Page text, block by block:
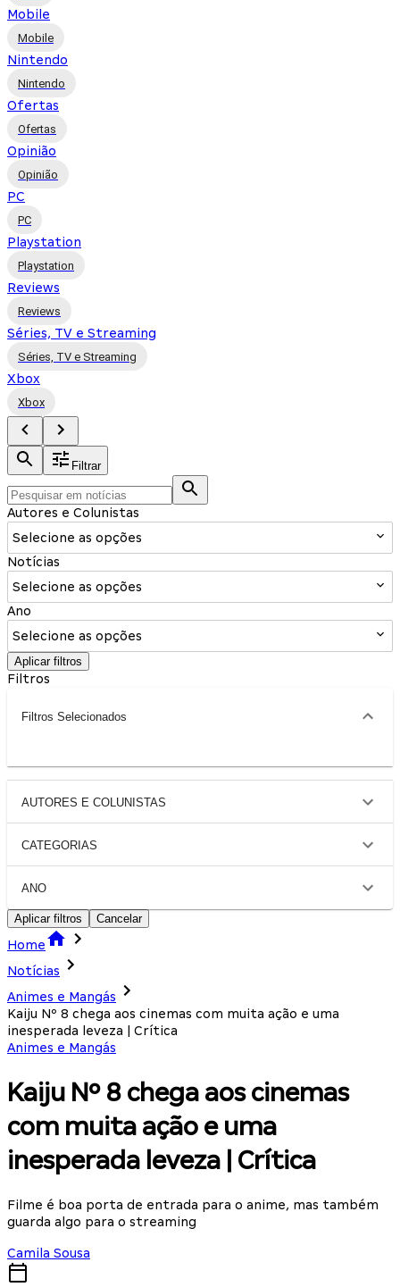
Mobile
Mobile
Nintendo
Nintendo
Ofertas
Ofertas
Opinião
Opinião
PC
PC
Playstation
Playstation
Reviews
Reviews
Séries, TV e Streaming
Séries, TV e Streaming
Xbox
Xbox
Filtrar
Autores e Colunistas
Selecione as opções
Notícias
Selecione as opções
Ano
Selecione as opções
Aplicar filtros
Filtros
Filtros Selecionados
AUTORES E COLUNISTAS
CATEGORIAS
ANO
Aplicar filtros Cancelar
Home
Notícias
Animes e Mangás
Kaiju Nº 8 chega aos cinemas com muita ação e uma
inesperada leveza | Crítica
Animes e Mangás
Kaiju Nº 8 chega aos cinemas
com muita ação e uma
inesperada leveza | Crítica
Filme é boa porta de entrada para o anime, mas também
guarda algo para o streaming
Camila Sousa